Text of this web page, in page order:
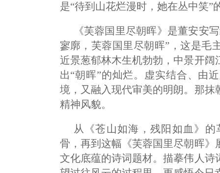
是“待到山花烂漫时，她在丛中笑”
《芙蓉国里尽朝晖》是董安安
寥廓，芙蓉国里尽朝晖”，这是毛
近景葱郁林木生机勃勃，中景开
出“朝晖”的灿烂。虚实结合、由
境，又融入现代审美的明朗。那
精神风貌。
从《苍山如海，残阳如血》
骨，再到这幅《芙蓉国里尽朝晖
文化底蕴的诗词题材。描摹伟人